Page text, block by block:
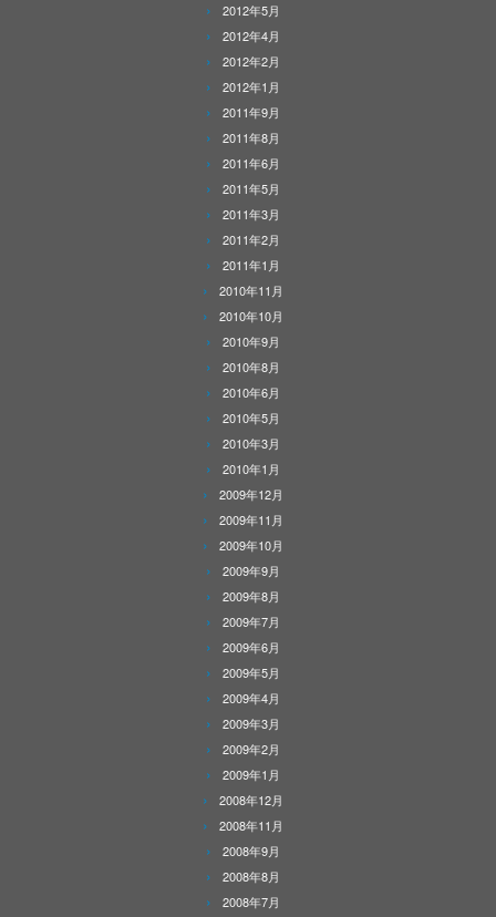
2012年5月
2012年4月
2012年2月
2012年1月
2011年9月
2011年8月
2011年6月
2011年5月
2011年3月
2011年2月
2011年1月
2010年11月
2010年10月
2010年9月
2010年8月
2010年6月
2010年5月
2010年3月
2010年1月
2009年12月
2009年11月
2009年10月
2009年9月
2009年8月
2009年7月
2009年6月
2009年5月
2009年4月
2009年3月
2009年2月
2009年1月
2008年12月
2008年11月
2008年9月
2008年8月
2008年7月